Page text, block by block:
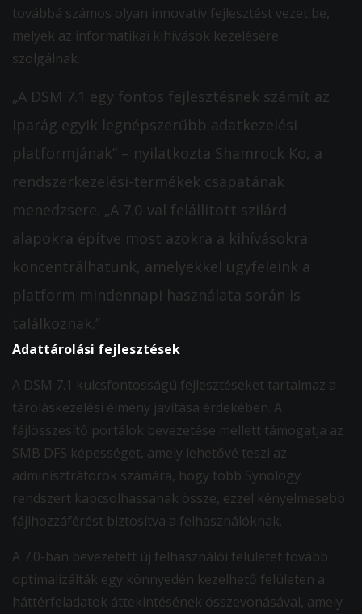
továbbá számos olyan innovatív fejlesztést vezet be,
melyek az informatikai kihívások kezelésére
szolgálnak.
„A DSM 7.1 egy fontos fejlesztésnek számít az
iparág egyik legnépszerűbb adatkezelési
platformjának” – nyilatkozta Shamrock Ko, a
rendszerkezelési-termékek csapatának
menedzsere. „A 7.0-val felállított szilárd
alapokra építve most azokra a kihívásokra
koncentrálhatunk, amelyekkel ügyfeleink a
platform mindennapi használata során is
találkoznak.”
Adattárolási fejlesztések
A DSM 7.1 kulcsfontosságú fejlesztéseket tartalmaz a
tároláskezelési élmény javítása érdekében. A
fájlösszesítő portálok bevezetése mellett támogatja az
SMB DFS képességet, amely lehetővé teszi az
adminisztrátorok számára, hogy több Synology
rendszert kapcsolhassanak össze, ezzel kényelmesebb
fájlhozzáférést biztosítva a felhasználóknak.
A 7.0-ban bevezetett új felhasználói felületet tovább
optimalizálták egy könnyedén kezelhető felületen a
háttérfeladatok áttekintésének összevonásával, amely